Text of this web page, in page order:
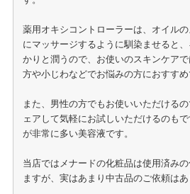
薬用オキシコントローラーは、オイル
にマッサージするように馴染ませると
かりと潤うので、お使いのスキンケア
方や小じわなどでお悩みの方におすすめ
また、男性の方でもお使いいただける
ェアして気軽にお試しいただけるのも
が非常に多い美容液です。
当店ではメナードの化粧品は使用済み
ますが、実はあまり中古品のご依頼はあ